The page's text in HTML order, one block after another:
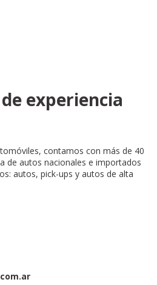
experiencia
contamos con más de 40
de autos nacionales e importados
autos, pick-ups y autos de alta